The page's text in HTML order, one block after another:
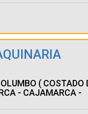
( COSTADO
- CAJAMARCA -